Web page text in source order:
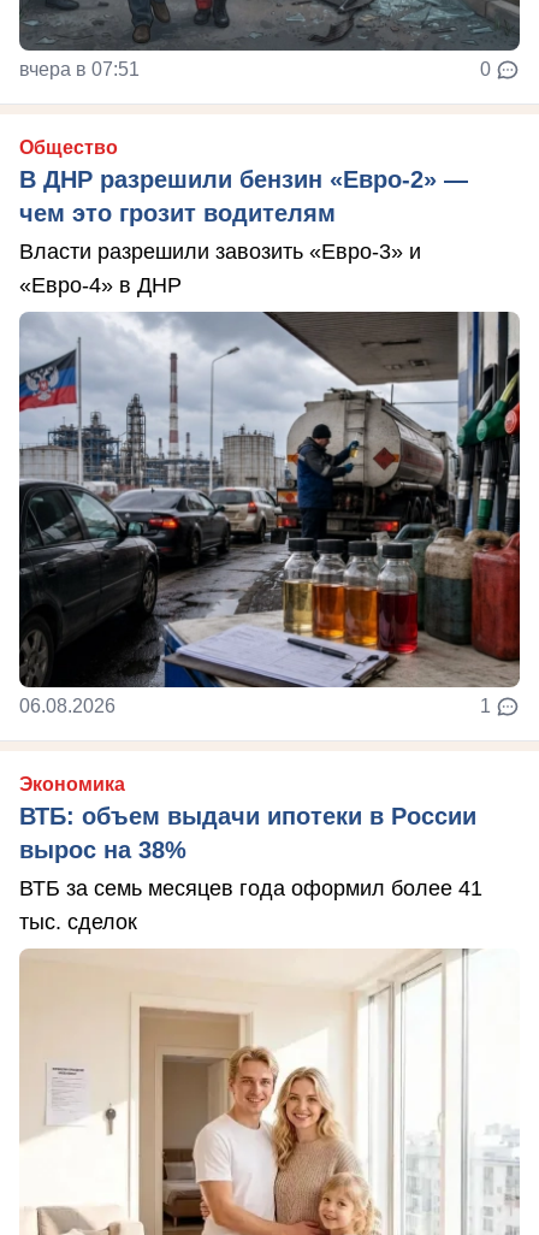
вчера в 07:51 0
Общество
В ДНР разрешили бензин «Евро-2» —
чем это грозит водителям
Власти разрешили завозить «Евро-3» и
«Евро-4» в ДНР
06.08.2026 1
Экономика
ВТБ: объем выдачи ипотеки в России
вырос на 38%
ВТБ за семь месяцев года оформил более 41
тыс. сделок